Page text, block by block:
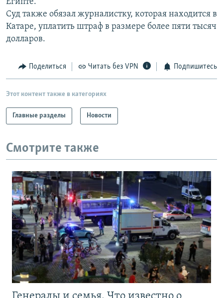
Суд также обязал журналистку, которая находится в
Катаре, уплатить штраф в размере более пяти тысяч
долларов.
Поделиться Читать без VPN Подпишитесь
Этот контент также в категориях
Главные разделы Новости
Смотрите также